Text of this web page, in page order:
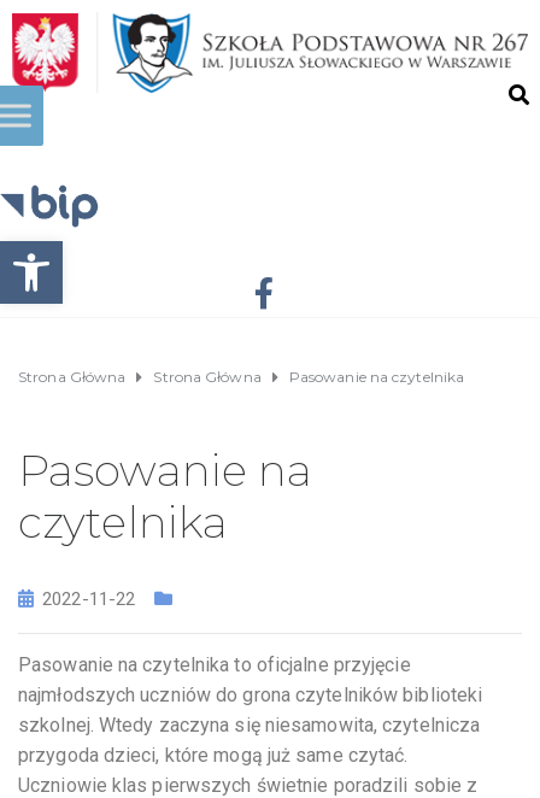
Otwórz pasek narzędzi
Strona Główna Strona Główna Pasowanie na czytelnika
Pasowanie na
czytelnika
2022-11-22
Pasowanie na czytelnika to oficjalne przyjęcie
najmłodszych uczniów do grona czytelników biblioteki
szkolnej. Wtedy zaczyna się niesamowita, czytelnicza
przygoda dzieci, które mogą już same czytać.
Uczniowie klas pierwszych świetnie poradzili sobie z